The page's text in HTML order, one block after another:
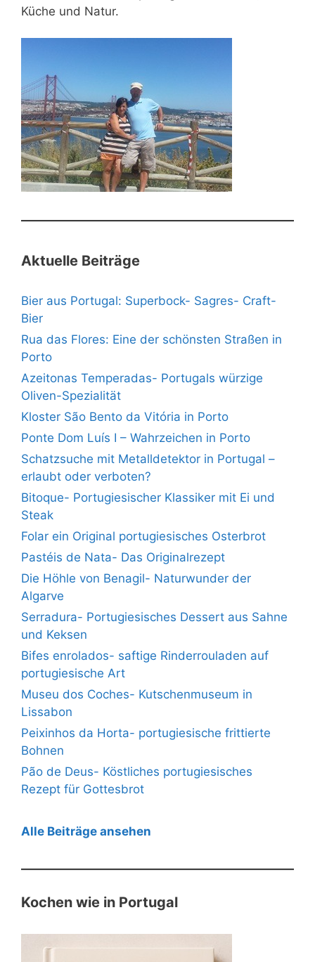
Küche und Natur.
Aktuelle Beiträge
Bier aus Portugal: Superbock- Sagres- Craft-
Bier
Rua das Flores: Eine der schönsten Straßen in
Porto
Azeitonas Temperadas- Portugals würzige
Oliven-Spezialität
Kloster São Bento da Vitória in Porto
Ponte Dom Luís I – Wahrzeichen in Porto
Schatzsuche mit Metalldetektor in Portugal –
erlaubt oder verboten?
Bitoque- Portugiesischer Klassiker mit Ei und
Steak
Folar ein Original portugiesisches Osterbrot
Pastéis de Nata- Das Originalrezept
Die Höhle von Benagil- Naturwunder der
Algarve
Serradura- Portugiesisches Dessert aus Sahne
und Keksen
Bifes enrolados- saftige Rinderrouladen auf
portugiesische Art
Museu dos Coches- Kutschenmuseum in
Lissabon
Peixinhos da Horta- portugiesische frittierte
Bohnen
Pão de Deus- Köstliches portugiesisches
Rezept für Gottesbrot
Alle Beiträge ansehen
Kochen wie in Portugal